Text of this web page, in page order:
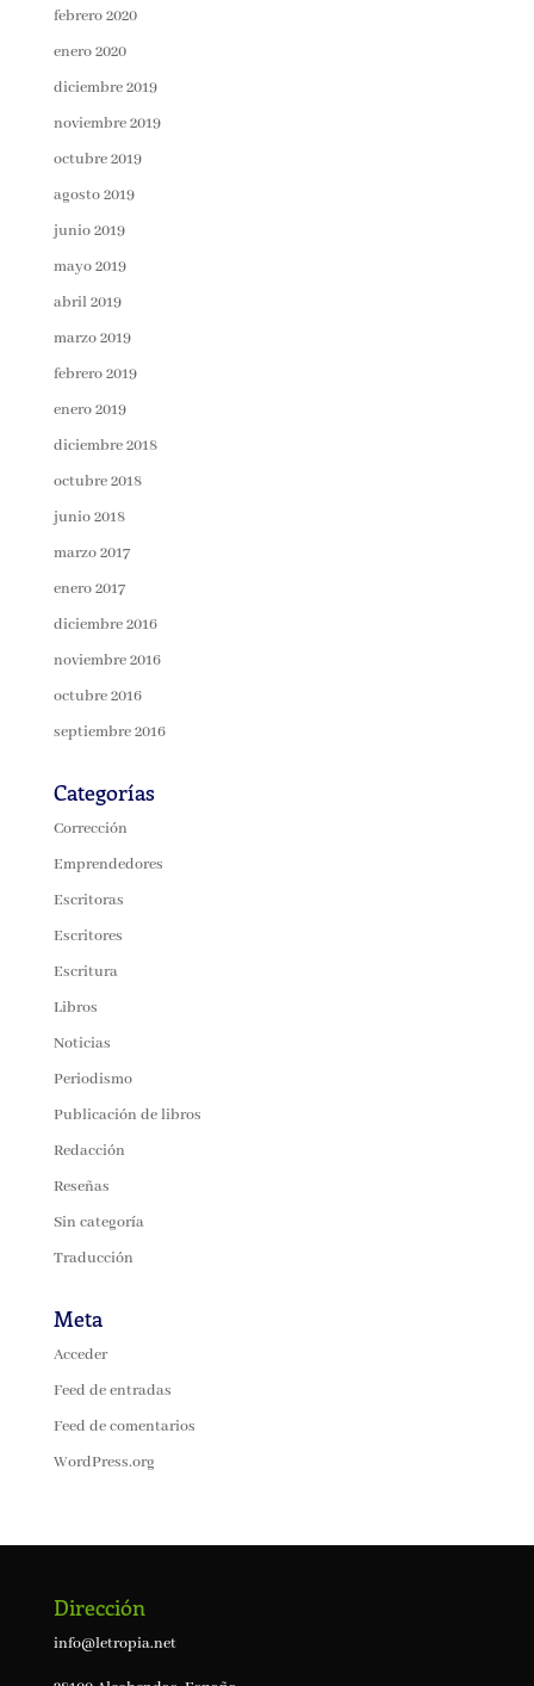
febrero 2020
enero 2020
diciembre 2019
noviembre 2019
octubre 2019
agosto 2019
junio 2019
mayo 2019
abril 2019
marzo 2019
febrero 2019
enero 2019
diciembre 2018
octubre 2018
junio 2018
marzo 2017
enero 2017
diciembre 2016
noviembre 2016
octubre 2016
septiembre 2016
Categorías
Corrección
Emprendedores
Escritoras
Escritores
Escritura
Libros
Noticias
Periodismo
Publicación de libros
Redacción
Reseñas
Sin categoría
Traducción
Meta
Acceder
Feed de entradas
Feed de comentarios
WordPress.org
Dirección
info@letropia.net